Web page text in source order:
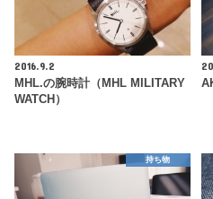
2016.9.2
MHL.の腕時計（MHL MILITARY
WATCH）
持ち物